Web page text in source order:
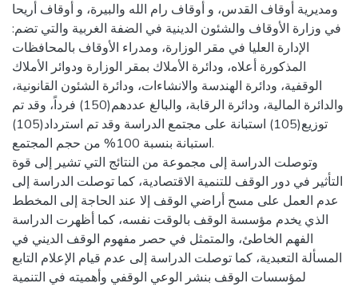
ومديرية أوقاف القدس، و أوقاف رام الله والبيرة، و أوقاف أريحا
في وزارة الأوقاف والشئون الدينية في الضفة الغربية والتي تضم:
الإدارة العليا في مقر الوزارة، ومدراء الأوقاف بالمحافظات
المذكورة أعلاه، ودائرة الأملاك بمقر الوزارة ودوائر الأملاك
الوقفية، ودائرة الهندسة والانشاءات، ودائرة الشئون القانونية،
والدائرة المالية، ودائرة الرقابة، والبالغ عددهم(150) فرداً، وقد تم
توزيع(105) استبانة على مجتمع الدراسة وقد تم استرداد(105)
استبانة بنسبة 100% من حجم المجتمع.
وتوصلت الدراسة إلى مجموعة من النتائج التي تشير إلى قوة
التأثير في دور الوقف للتنمية الاقتصادية، كما توصلت الدراسة إلى
عدم العمل على مسح أراضي الوقف إلا عند الحاجة إلى المخطط
الذي يخدم مؤسسة الوقف بالوقت نفسه، كما أظهرت الدراسة
الفهم الخاطئ، والمتمثل في حصر مفهوم الوقف الديني في
المسألة التعبدية، كما توصلت الدراسة إلى عدم قيام الإعلام التابع
لمؤسسات الوقف بنشر الوعي الوقفي وأهميته في التنمية